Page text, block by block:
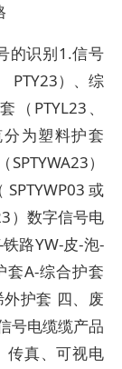
的识别1.信号
PTY23）、综
（PTYL23、
为塑料护套
）
或
）数字信号电
路YW-皮-泡-
套A-综合护套
护套 四、废
号电缆缆产品
传真、可视电